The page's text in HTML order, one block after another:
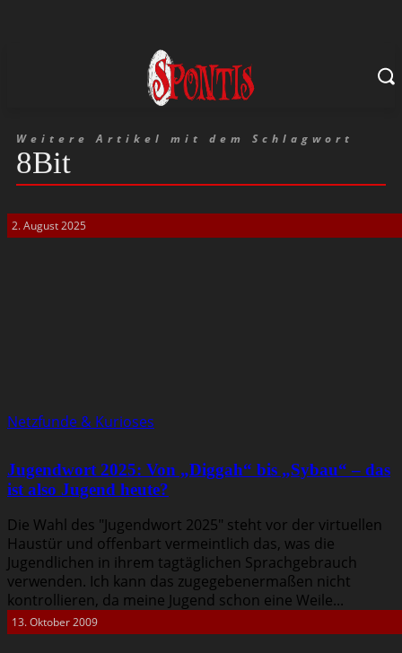
Weitere Artikel mit dem Schlagwort
8Bit
2. August 2025
Netzfunde & Kurioses
Jugendwort 2025: Von „Diggah“ bis „Sybau“ – das
ist also Jugend heute?
Die Wahl des "Jugendwort 2025" steht vor der virtuellen
Haustür und offenbart vermeintlich das, was die
Jugendlichen in ihrem tagtäglichen Sprachgebrauch
verwenden. Ich kann das zugegebenermaßen nicht
kontrollieren, da meine Jugend schon eine Weile...
13. Oktober 2009